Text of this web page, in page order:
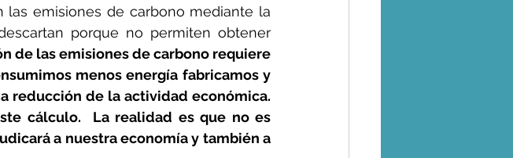
las emisiones de carbono mediante la
porque no permiten obtener
de las emisiones de carbono requiere
menos energía fabricamos y
reducción de la actividad económica.
cálculo.  La realidad es que no es
a nuestra economía y también a